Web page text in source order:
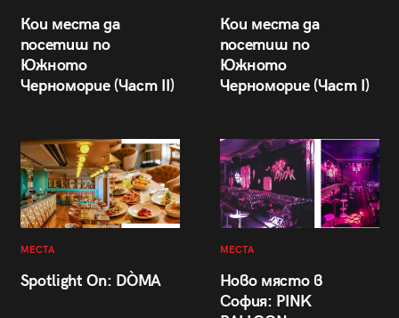
Кои места да
посетиш по
Южното
Черноморие (Част II)
Кои места да
посетиш по
Южното
Черноморие (Част I)
МЕСТА
Spotlight On: DÒMA
МЕСТА
Ново място в
София: PINK